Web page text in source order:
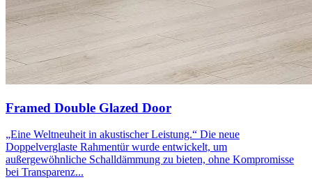
Framed Double Glazed Door
„Eine Weltneuheit in akustischer Leistung.“ Die neue
Doppelverglaste Rahmentür wurde entwickelt, um
außergewöhnliche Schalldämmung zu bieten, ohne Kompromisse
bei Transparenz...